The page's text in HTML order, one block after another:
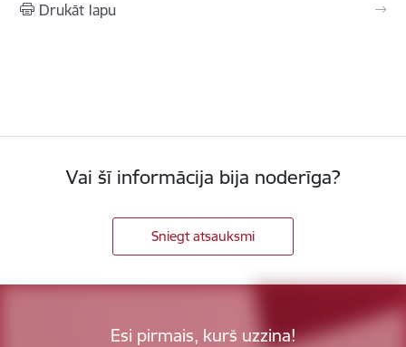
Drukāt lapu
Vai šī informācija bija noderīga?
Sniegt atsauksmi
Esi pirmais, kurš uzzina!